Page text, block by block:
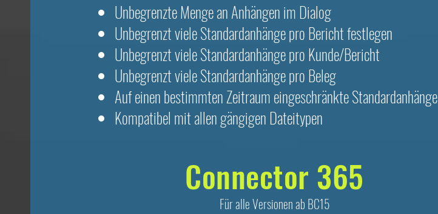
Unbegrenzte Menge an Anhängen im Dialog
Unbegrenzt viele Standardanhänge pro Bericht festlegen
Unbegrenzt viele Standardanhänge pro Kunde/Bericht
Unbegrenzt viele Standardanhänge pro Beleg
Auf einen bestimmten Zeitraum eingeschränkte Standardanhänge
Kompatibel mit allen gängigen Dateitypen
Connector 365
Für alle Versionen ab BC15